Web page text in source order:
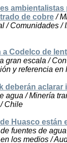
de cobre/
/ Comunidades
Codelco de
gran escala /
y referencia
deberán
agua / Minería
Chile
Huasco
fuentes de
los medios /